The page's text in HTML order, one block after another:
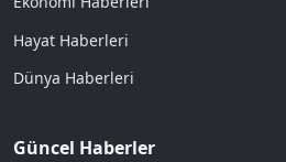
Hayat Haberleri
Dünya Haberleri
Güncel Haberler